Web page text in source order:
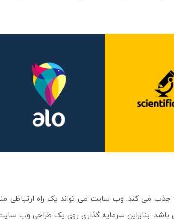
می کند. وب سایت می تواند یک راه ارتباطی
باشد. بنابراین سرمایه گذاری روی یک طراحی وب